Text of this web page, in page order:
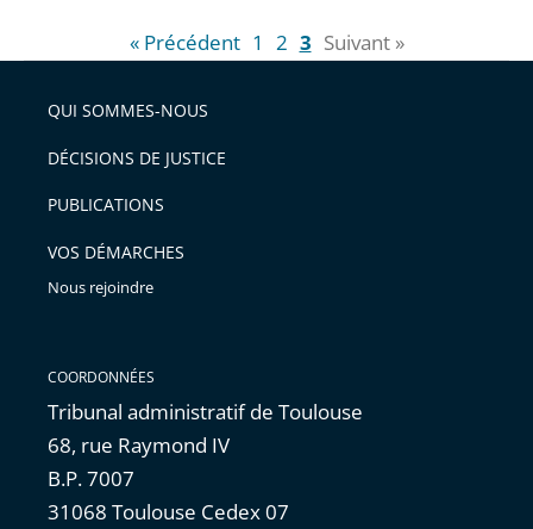
« Précédent 1 2 3 Suivant »
QUI SOMMES-NOUS
DÉCISIONS DE JUSTICE
PUBLICATIONS
VOS DÉMARCHES
Nous rejoindre
COORDONNÉES
Tribunal administratif de Toulouse
68, rue Raymond IV
B.P. 7007
31068 Toulouse Cedex 07